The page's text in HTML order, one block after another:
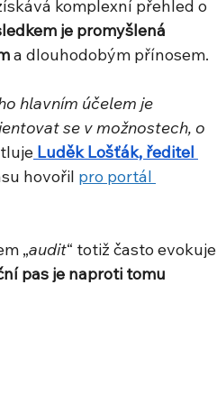
komplexní přehled o
je promyšlená
a dlouhodobým přínosem.
hlavním účelem je
se v možnostech, o
Luděk Lošťák, ředitel
hovořil pro portál
„audit“ totiž často evokuje
pas je naproti tomu